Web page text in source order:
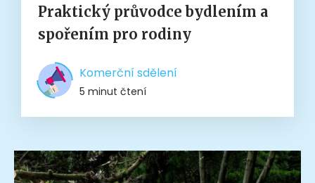
Praktický průvodce bydlením a
spořením pro rodiny
Komerční sdělení
5 minut čtení